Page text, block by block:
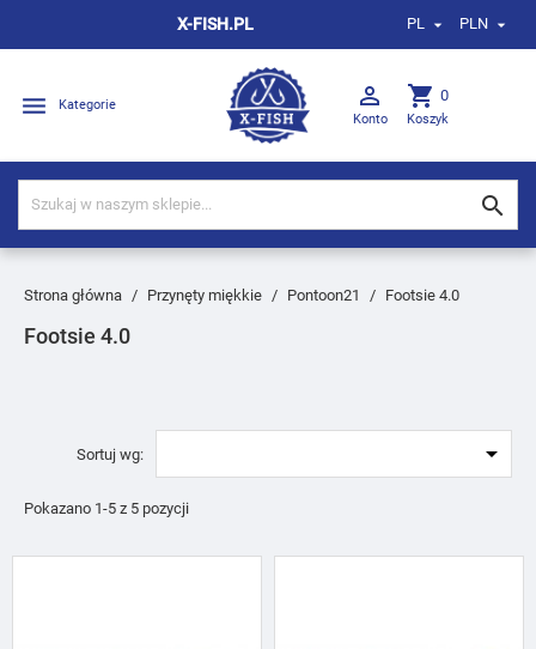
X-FISH.PL PL  PLN 
 Kategorie 
Konto
shopping_cart 0
Koszyk

Strona główna Przynęty miękkie Pontoon21 Footsie 4.0
Footsie 4.0
Sortuj wg: 
Pokazano 1-5 z 5 pozycji